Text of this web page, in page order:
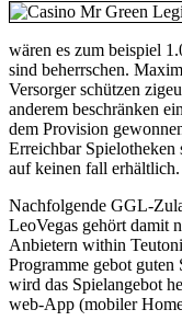
wären es zum beispiel
sind beherrschen.
Versorger schützen
anderem beschränken
dem Provision
Erreichbar
auf keinen fall erhältlich.
Nachfolgende GGL-
LeoVegas gehört damit
Anbietern within
Programme gebot
wird das Spielangebot
web-App (mobiler